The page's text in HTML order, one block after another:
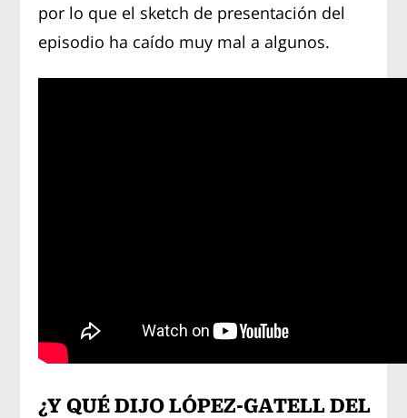
por lo que el sketch de presentación del
episodio ha caído muy mal a algunos.
¿Y QUÉ DIJO LÓPEZ-GATELL DEL